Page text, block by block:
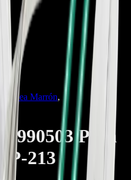
Línea Marrón,
Para
213